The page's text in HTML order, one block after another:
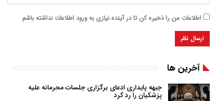
اطلاعات من را ذخیره کن تا در آینده نیازی به ورود اطلاعات نداشته باشم
آخرین ها
جبهه پایداری ادعای برگزاری جلسات محرمانه علیه
پزشکیان را رد کرد